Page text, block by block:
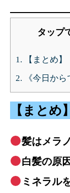
タップ
1. 【まとめ】
2. 《今日から
【まとめ】
髪はメラ
白髪の原
ミネラル